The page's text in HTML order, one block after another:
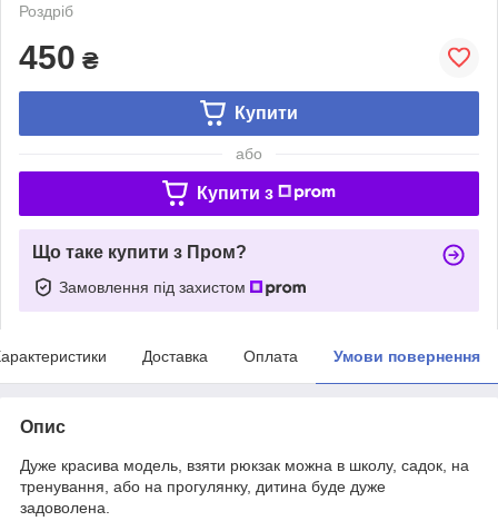
Роздріб
450 ₴
Купити
або
Купити з
Що таке купити з Пром?
Замовлення під захистом
Доставка Оплата Умови повернення
Опис
Дуже красива модель, взяти рюкзак можна в школу, садок, на
тренування, або на прогулянку, дитина буде дуже
задоволена.